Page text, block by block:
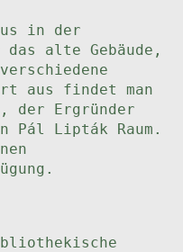
in der
alte Gebäude,
aus findet man
der Ergründer
Pál Lipták Raum.